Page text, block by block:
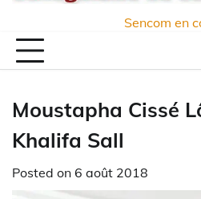
Sencom en
Moustapha Cissé
Khalifa Sall
Posted on 6 août 2018